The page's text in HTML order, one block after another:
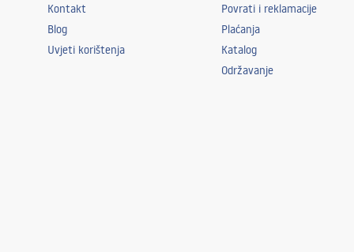
Kontakt
Blog
Uvjeti korištenja
Povrati i reklamacije
Plaćanja
Katalog
Održavanje